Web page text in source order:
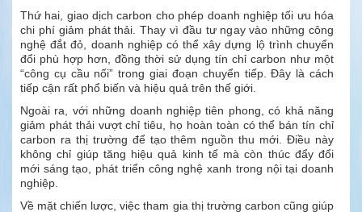
Thứ hai, giao dịch carbon cho phép doanh nghiệp tối ưu hóa
chi phí giảm phát thải. Thay vì đầu tư ngay vào những công
nghệ đắt đỏ, doanh nghiệp có thể xây dựng lộ trình chuyển
đổi phù hợp hơn, đồng thời sử dụng tín chỉ carbon như một
“công cụ cầu nối” trong giai đoạn chuyển tiếp. Đây là cách
tiếp cận rất phổ biến và hiệu quả trên thế giới.
Ngoài ra, với những doanh nghiệp tiên phong, có khả năng
giảm phát thải vượt chỉ tiêu, họ hoàn toàn có thể bán tín chỉ
carbon ra thị trường để tạo thêm nguồn thu mới. Điều này
không chỉ giúp tăng hiệu quả kinh tế mà còn thúc đẩy đổi
mới sáng tạo, phát triển công nghệ xanh trong nội tại doanh
nghiệp.
Về mặt chiến lược, việc tham gia thị trường carbon cũng giúp